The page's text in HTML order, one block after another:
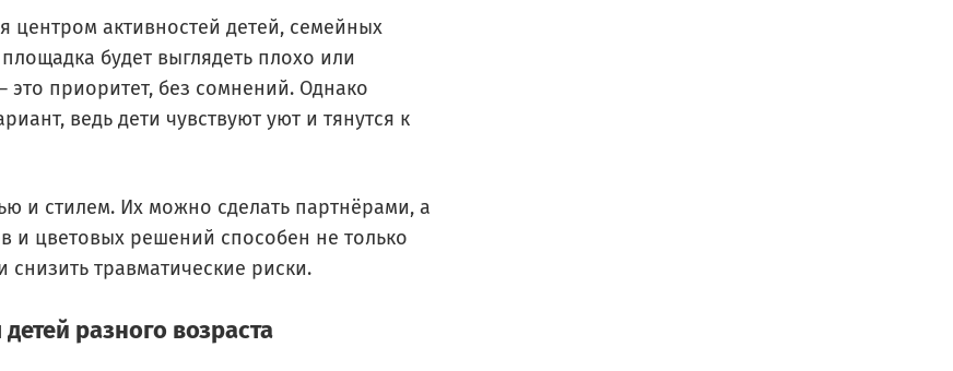
центром активностей детей, семейных
будет выглядеть плохо или
это приоритет, без сомнений. Однако
ведь дети чувствуют уют и тянутся к
и стилем. Их можно сделать партнёрами, а
и цветовых решений способен не только
снизить травматические риски.
разного возраста